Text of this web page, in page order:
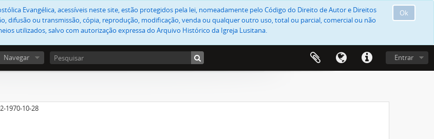
Ok
Evangélica, acessíveis neste site, estão protegidos pela lei, nomeadamente pelo Código do Direito de Autor e Direitos
difusão ou transmissão, cópia, reprodução, modificação, venda ou qualquer outro uso, total ou parcial, comercial ou não
utilizados, salvo com autorização expressa do Arquivo Histórico da Igreja Lusitana.
Entrar
Navegar
1970-10-28